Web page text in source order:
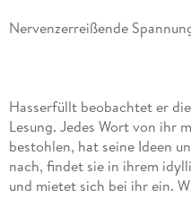
Hasserfüllt beobachtet er
Lesung. Jedes Wort von ihr
bestohlen, hat seine Ideen
nach, findet sie in ihrem
und mietet sich bei ihr ein.